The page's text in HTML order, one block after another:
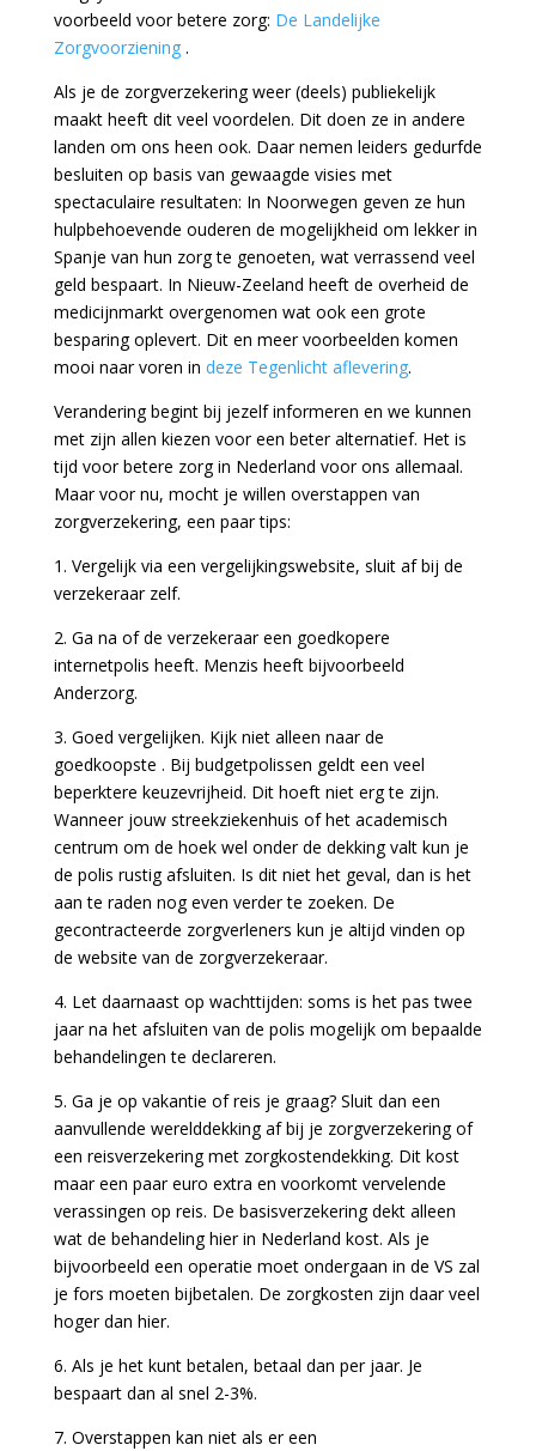
voorbeeld voor betere zorg: De Landelijke
Zorgvoorziening .
Als je de zorgverzekering weer (deels) publiekelijk
maakt heeft dit veel voordelen. Dit doen ze in andere
landen om ons heen ook. Daar nemen leiders gedurfde
besluiten op basis van gewaagde visies met
spectaculaire resultaten: In Noorwegen geven ze hun
hulpbehoevende ouderen de mogelijkheid om lekker in
Spanje van hun zorg te genoeten, wat verrassend veel
geld bespaart. In Nieuw-Zeeland heeft de overheid de
medicijnmarkt overgenomen wat ook een grote
besparing oplevert. Dit en meer voorbeelden komen
mooi naar voren in deze Tegenlicht aflevering.
Verandering begint bij jezelf informeren en we kunnen
met zijn allen kiezen voor een beter alternatief. Het is
tijd voor betere zorg in Nederland voor ons allemaal.
Maar voor nu, mocht je willen overstappen van
zorgverzekering, een paar tips:
1. Vergelijk via een vergelijkingswebsite, sluit af bij de
verzekeraar zelf.
2. Ga na of de verzekeraar een goedkopere
internetpolis heeft. Menzis heeft bijvoorbeeld
Anderzorg.
3. Goed vergelijken. Kijk niet alleen naar de
goedkoopste . Bij budgetpolissen geldt een veel
beperktere keuzevrijheid. Dit hoeft niet erg te zijn.
Wanneer jouw streekziekenhuis of het academisch
centrum om de hoek wel onder de dekking valt kun je
de polis rustig afsluiten. Is dit niet het geval, dan is het
aan te raden nog even verder te zoeken. De
gecontracteerde zorgverleners kun je altijd vinden op
de website van de zorgverzekeraar.
4. Let daarnaast op wachttijden: soms is het pas twee
jaar na het afsluiten van de polis mogelijk om bepaalde
behandelingen te declareren.
5. Ga je op vakantie of reis je graag? Sluit dan een
aanvullende werelddekking af bij je zorgverzekering of
een reisverzekering met zorgkostendekking. Dit kost
maar een paar euro extra en voorkomt vervelende
verassingen op reis. De basisverzekering dekt alleen
wat de behandeling hier in Nederland kost. Als je
bijvoorbeeld een operatie moet ondergaan in de VS zal
je fors moeten bijbetalen. De zorgkosten zijn daar veel
hoger dan hier.
6. Als je het kunt betalen, betaal dan per jaar. Je
bespaart dan al snel 2-3%.
7. Overstappen kan niet als er een